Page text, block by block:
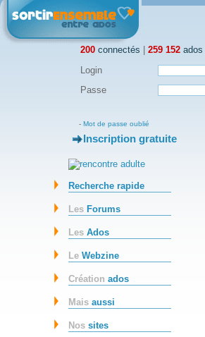
200 connectés | 259 152
Login
Passe
- Mot de passe oublié
-Inscription gratuite
Recherche rapide
Les Forums
LesAdos
LeWebzine
Créationados
Maisaussi
Nossites